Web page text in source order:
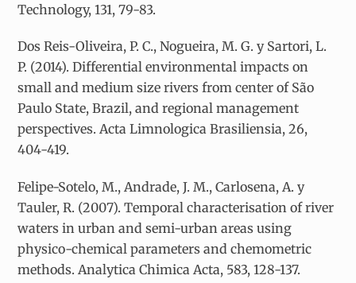
Technology, 131, 79-83.
Dos Reis-Oliveira, P. C., Nogueira, M. G. y Sartori, L.
P. (2014). Differential environmental impacts on
small and medium size rivers from center of São
Paulo State, Brazil, and regional management
perspectives. Acta Limnologica Brasiliensia, 26,
404-419.
Felipe-Sotelo, M., Andrade, J. M., Carlosena, A. y
Tauler, R. (2007). Temporal characterisation of river
waters in urban and semi-urban areas using
physico-chemical parameters and chemometric
methods. Analytica Chimica Acta, 583, 128-137.